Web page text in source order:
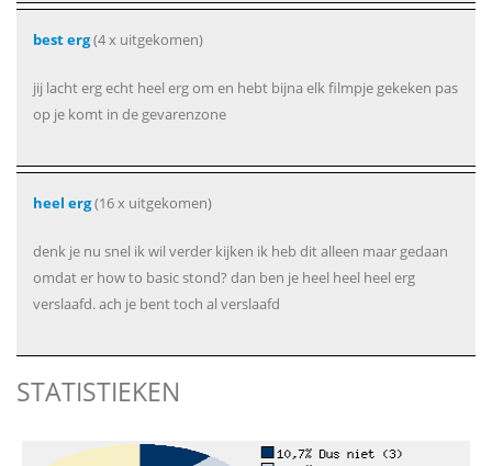
best erg(4 x uitgekomen)
jij lacht erg echt heel erg om en hebt bijna elk filmpje gekeken pas
op je komt in de gevarenzone
heel erg(16 x uitgekomen)
denk je nu snel ik wil verder kijken ik heb dit alleen maar gedaan
omdat er how to basic stond? dan ben je heel heel heel erg
verslaafd. ach je bent toch al verslaafd
STATISTIEKEN